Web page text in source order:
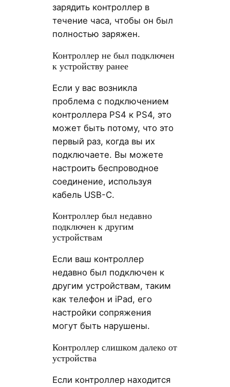
зарядить контроллер в
течение часа, чтобы он был
полностью заряжен.
Контроллер не был подключен
к устройству ранее
Если у вас возникла
проблема с подключением
контроллера PS4 к PS4, это
может быть потому, что это
первый раз, когда вы их
подключаете. Вы можете
настроить беспроводное
соединение, используя
кабель USB-C.
Контроллер был недавно
подключен к другим
устройствам
Если ваш контроллер
недавно был подключен к
другим устройствам, таким
как телефон и iPad, его
настройки сопряжения
могут быть нарушены.
Контроллер слишком далеко от
устройства
Если контроллер находится